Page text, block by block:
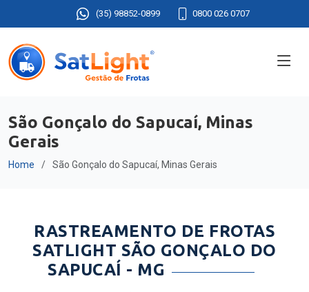
(35) 98852-0899 0800 026 0707
São Gonçalo do Sapucaí, Minas
Gerais
Home São Gonçalo do Sapucaí, Minas Gerais
RASTREAMENTO DE FROTAS
SATLIGHT SÃO GONÇALO DO
SAPUCAÍ - MG